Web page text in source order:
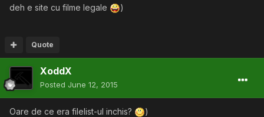
deh e site cu filme legale
)
Quote
XoddX
Posted June 12, 2015
Oare de ce era filelist-ul inchis? )